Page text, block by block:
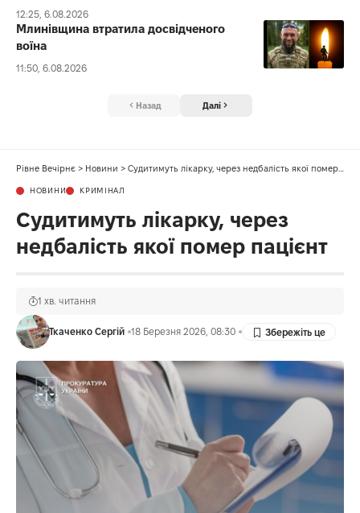
12:25, 6.08.2026
Млинівщина втратила досвідченого
воїна
11:50, 6.08.2026
Назад Далі
Рівне Вечірнє > Новини > Судитимуть лікарку, через недбалість якої помер пацієнт
НОВИНИ КРИМІНАЛ
Судитимуть лікарку, через
недбалість якої помер пацієнт
Ткаченко Сергій 18 Березня 2026, 08:30
1 хв. читання